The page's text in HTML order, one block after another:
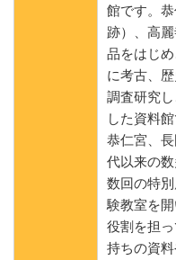
館です。
跡）、高
品をはじ
に考古、
調査研究
した資料
恭仁宮、
代以来の
数回の特
験教室を
役割を担
持ちの資